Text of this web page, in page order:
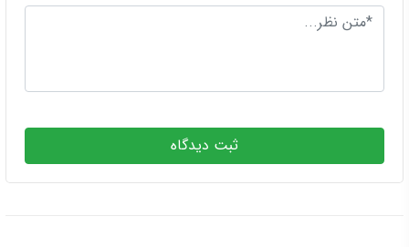
ثبت دیدگاه